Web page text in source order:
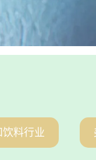
饮料行业